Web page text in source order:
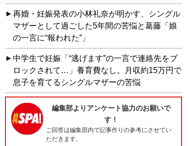
再婚・妊娠発表の小林礼奈が明かす、シングル
マザーとして過ごした5年間の苦悩と葛藤「娘
の一言に“報われた”」
中学生で妊娠「“逃げます”の一言で連絡先をブ
ロックされて…」養育費なし。月収約15万円で
息子を育てるシングルマザーの苦悩